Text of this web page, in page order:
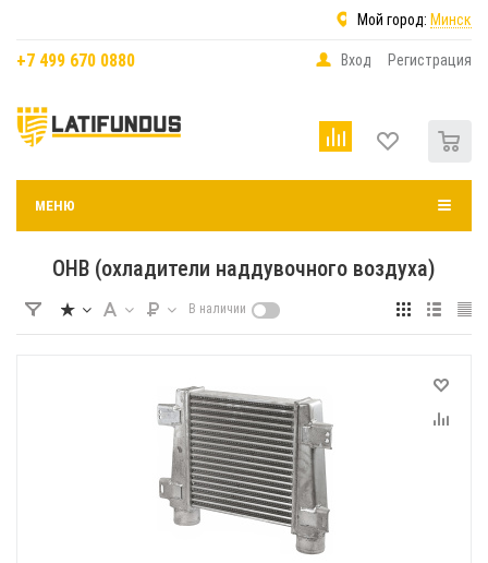
Мой город: Минск
+7 499 670 0880 Вход Регистрация
МЕНЮ
ОНВ (охладители наддувочного воздуха)
В наличии